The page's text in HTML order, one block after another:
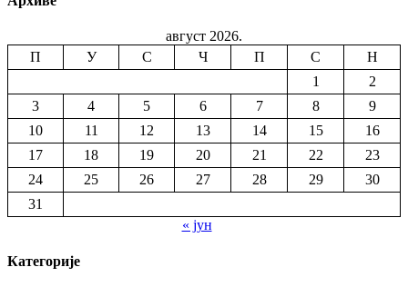
август 2026.
П
У С Ч П С
Н
1
2
3
4 5 6 7 8
9
10
11 12 13 14 15
16
17
18 19 20 21 22
23
24
25 26 27 28 29
30
31
« јун
Категорије